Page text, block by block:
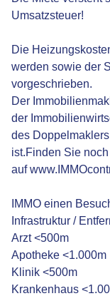
Umsatzsteuer!
Die
werden sowie der
vorgeschrieben.
Der
der
des
ist.Finden Sie
auf
IMMO einen
Infrastruktur /
Arzt <500m
Apotheke <1.000m
Klinik <500m
Krankenhaus